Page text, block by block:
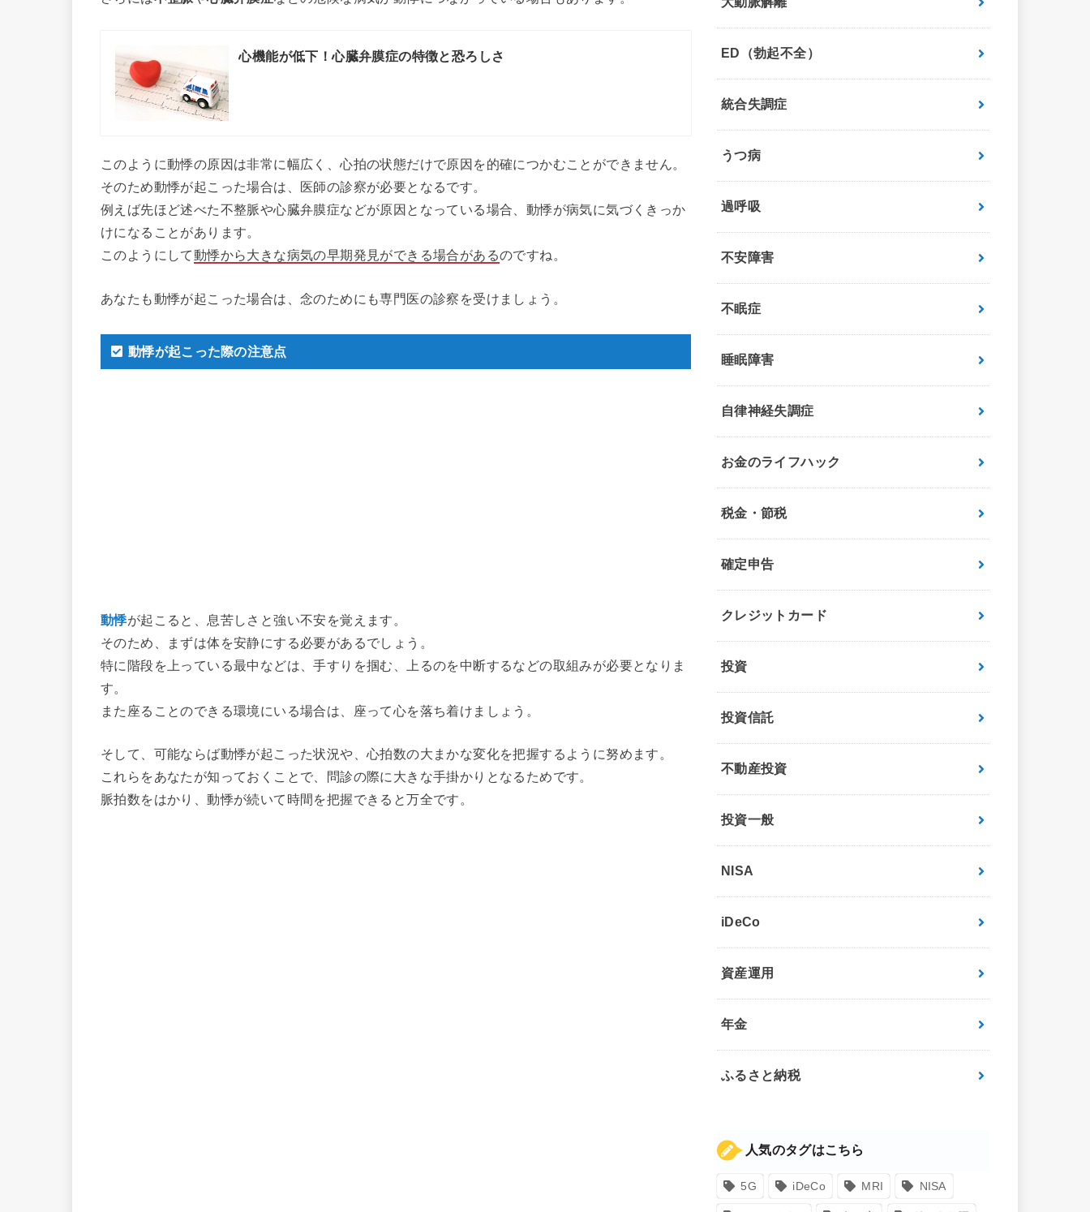
心機能が低下！心臓弁膜症の特徴と恐ろしさ
このように動悸の原因は非常に幅広く、心拍の状態だけで原因を的確につかむことができません。
そのため動悸が起こった場合は、医師の診察が必要となるです。
例えば先ほど述べた不整脈や心臓弁膜症などが原因となっている場合、動悸が病気に気づくきっか
けになることがあります。
このようにして動悸から大きな病気の早期発見ができる場合があるのですね。
あなたも動悸が起こった場合は、念のためにも専門医の診察を受けましょう。
動悸が起こった際の注意点
動悸が起こると、息苦しさと強い不安を覚えます。
そのため、まずは体を安静にする必要があるでしょう。
特に階段を上っている最中などは、手すりを掴む、上るのを中断するなどの取組みが必要となりま
す。
また座ることのできる環境にいる場合は、座って心を落ち着けましょう。
そして、可能ならば動悸が起こった状況や、心拍数の大まかな変化を把握するように努めます。
これらをあなたが知っておくことで、問診の際に大きな手掛かりとなるためです。
脈拍数をはかり、動悸が続いて時間を把握できると万全です。
ED（勃起不全）
統合失調症
うつ病
過呼吸
不安障害
不眠症
睡眠障害
自律神経失調症
お金のライフハック
税金・節税
確定申告
クレジットカード
投資
投資信託
不動産投資
投資一般
NISA
iDeCo
資産運用
年金
ふるさと納税
人気のタグはこちら
5G iDeCo MRI NISA